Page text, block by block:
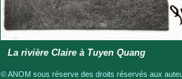
La rivière Claire à Tuyen Quang
© ANOM sous réserve des droits réservés aux